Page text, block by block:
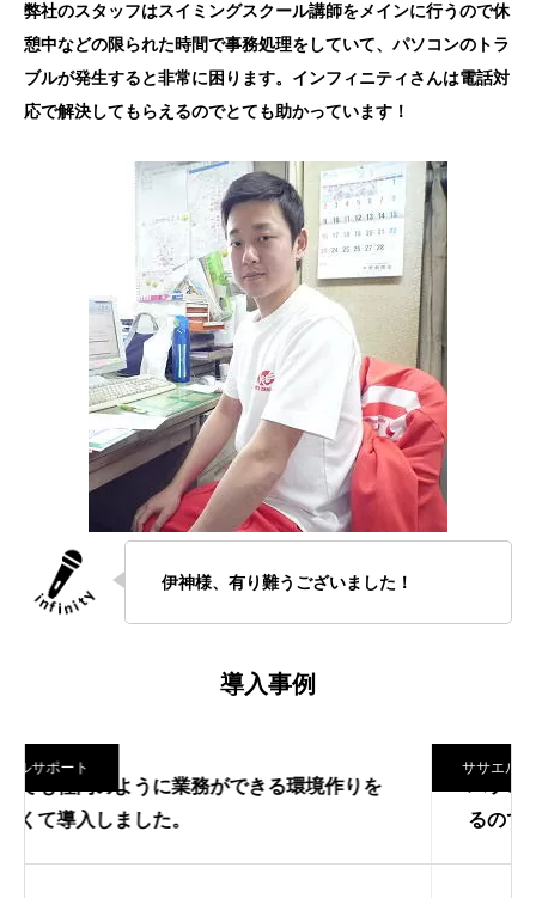
弊社のスタッフはスイミングスクール講師をメインに行うので休
憩中などの限られた時間で事務処理をしていて、パソコンのトラ
ブルが発生すると非常に困ります。インフィニティさんは電話対
応で解決してもらえるのでとても助かっています！
伊神様、有り難うございました！
導入事例
ササエルサポート
パソコンへの依存で生じるタイムラグをなくせ
るのではないかと導入しました。